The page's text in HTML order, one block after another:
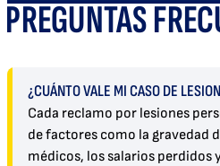
PREGUNTAS
¿CUÁNTO VALE MI CASO DE
Cada reclamo por lesiones
de factores como la gravedad
médicos, los salarios